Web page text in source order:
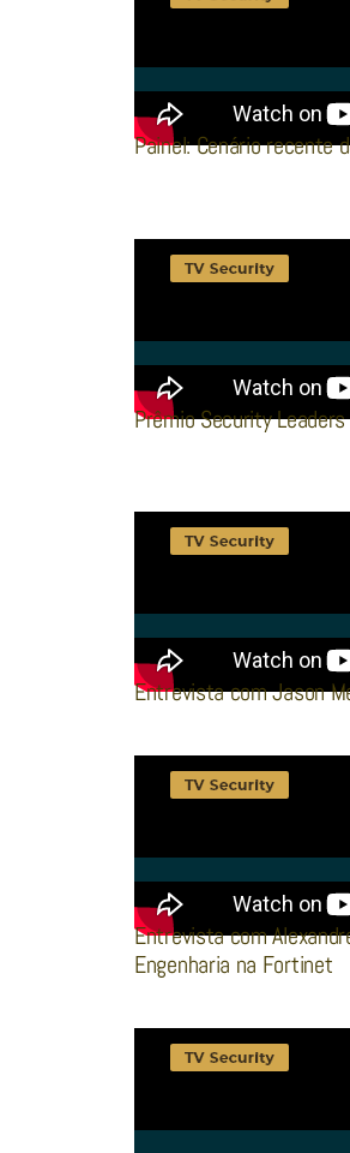
Painel: Cenário recente
Prêmio Security
Entrevista com Jason
Entrevista com
Engenharia na Fortinet